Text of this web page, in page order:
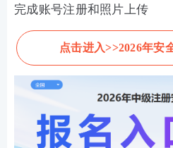
完成账号注册和照片上传
点击进入>>2026年安